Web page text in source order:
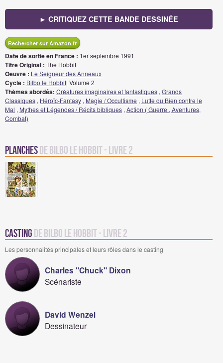
► CRITIQUEZ CETTE BANDE DESSINÉE
Rechercher sur Amazon.fr
Date de sortie en France : 1er septembre 1991
Titre Original : The Hobbit
Oeuvre : Le Seigneur des Anneaux
Cycle : Bilbo le Hobbit| Volume 2
Thèmes abordés: Créatures imaginaires et fantastiques , Grands
Classiques , Héroïc-Fantasy , Magie / Occultisme , Lutte du Bien contre le
Mal , Mythes et Légendes / Récits bibliques , Action ( Guerre , Aventures,
Combat)
Planchesde Bilbo le Hobbit - Livre 2
Casting de Bilbo le Hobbit - Livre 2
Les personnalités principales et leurs rôles dans le casting
Charles "Chuck" Dixon
Scénariste
David Wenzel
Dessinateur